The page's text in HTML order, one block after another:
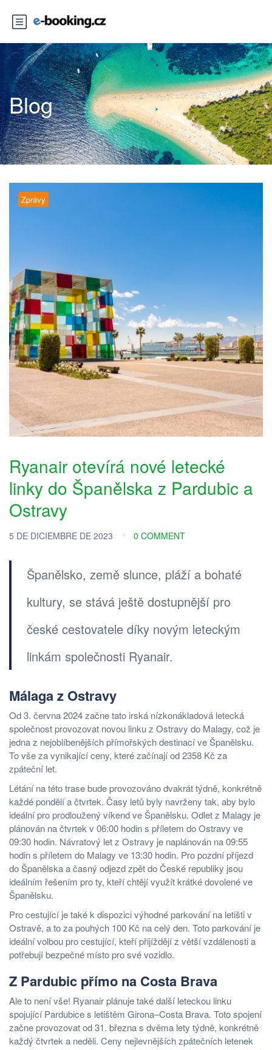
Blog
Zprávy
Ryanair otevírá nové letecké
linky do Španělska z Pardubic a
Ostravy
5 DE DICIEMBRE DE 2023 0 COMMENT
Španělsko, země slunce, pláží a bohaté
kultury, se stává ještě dostupnější pro
české cestovatele díky novým leteckým
linkám společnosti Ryanair.
Málaga z Ostravy
Od 3. června 2024 začne tato irská nízkonákladová letecká
společnost provozovat novou linku z Ostravy do Malagy, což je
jedna z nejoblíbenějších přímořských destinací ve Španělsku.
To vše za vynikající ceny, které začínají od 2358 Kč za
zpáteční let.
Létání na této trase bude provozováno dvakrát týdně, konkrétně
každé pondělí a čtvrtek. Časy letů byly navrženy tak, aby bylo
ideální pro prodloužený víkend ve Španělsku. Odlet z Malagy je
plánován na čtvrtek v 06:00 hodin s příletem do Ostravy ve
09:30 hodin. Návratový let z Ostravy je naplánován na 09:55
hodin s příletem do Malagy ve 13:30 hodin. Pro pozdní příjezd
do Španělska a časný odjezd zpět do České republiky jsou
ideálním řešením pro ty, kteří chtějí využít krátké dovolené ve
Španělsku.
Pro cestující je také k dispozici výhodné parkování na letišti v
Ostravě, a to za pouhých 100 Kč na celý den. Toto parkování je
ideální volbou pro cestující, kteří přijíždějí z větší vzdálenosti a
potřebují bezpečné místo pro své vozidlo.
Z Pardubic přímo na Costa Brava
Ale to není vše! Ryanair plánuje také další leteckou linku
spojující Pardubice s letištěm Girona–Costa Brava. Toto spojení
začne provozovat od 31. března s dvěma lety týdně, konkrétně
každý čtvrtek a neděli. Ceny nejlevnějších zpátečních letenek